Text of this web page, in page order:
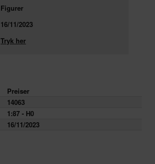
Figurer
16/11/2023
Tryk her
Preiser
14063
1:87 - H0
16/11/2023